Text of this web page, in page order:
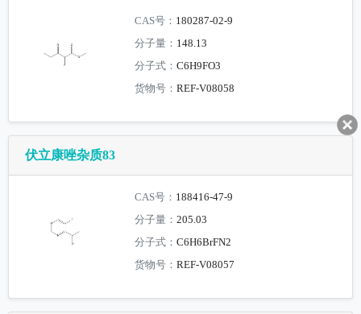
CAS号： 180287-02-9
分子量： 148.13
分子式：C6H9FO3
货物号：REF-V08058
伏立康唑杂质83
CAS号： 188416-47-9
分子量：205.03
分子式：C6H6BrFN2
货物号：REF-V08057